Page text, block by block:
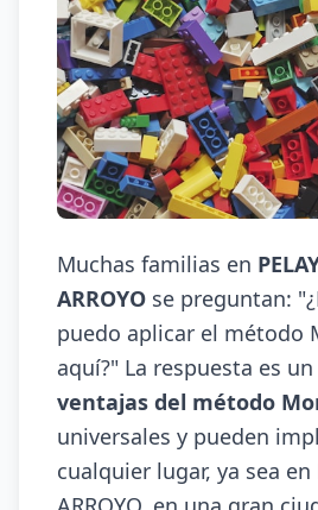
Muchas familias en
ARROYO se preguntan:
puedo aplicar el método
aquí?" La respuesta es
ventajas del método
universales y pueden
cualquier lugar, ya sea en